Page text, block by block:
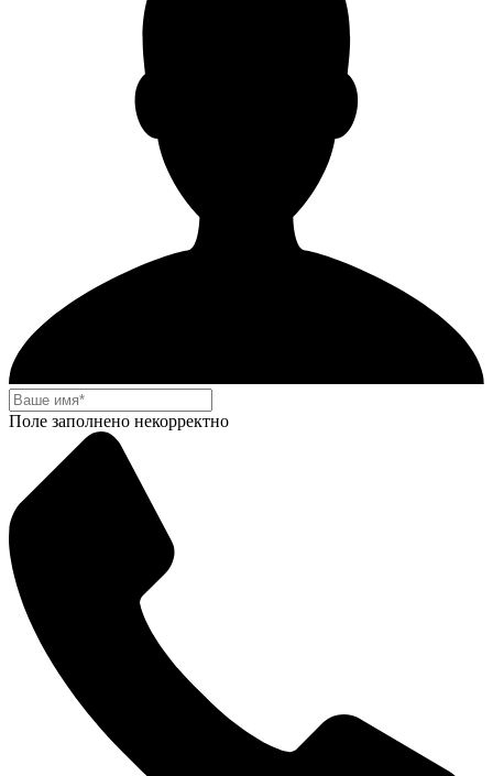
Поле заполнено некорректно